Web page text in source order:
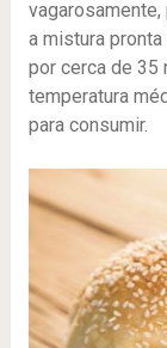
a mistura
por cerca de 35
temperatura
para consumir.